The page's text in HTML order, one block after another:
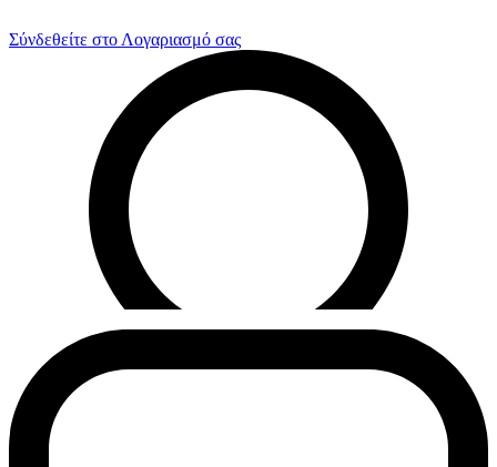
Σύνδεθείτε στο Λογαριασμό σας